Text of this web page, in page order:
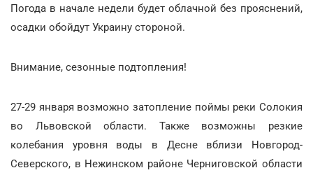
Погода в начале недели будет облачной без прояснений,
осадки обойдут Украину стороной.
Внимание, сезонные подтопления!
27-29 января возможно затопление поймы реки Солокия
во Львовской области. Также возможны резкие
колебания уровня воды в Десне вблизи Новгород-
Северского, в Нежинском районе Черниговской области